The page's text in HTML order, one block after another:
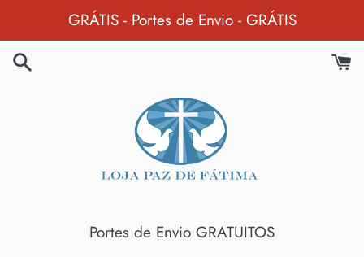
para
GRÁTIS - Portes de Envio - GRÁTIS
Portes de Envio GRATUITOS